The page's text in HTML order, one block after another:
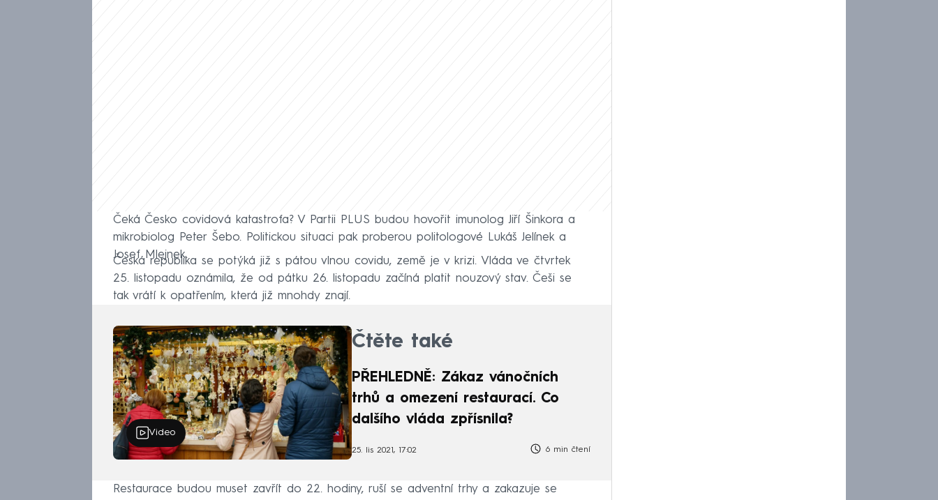
Čeká Česko covidová katastrofa? V Partii PLUS budou hovořit imunolog Jiří Šinkora a
mikrobiolog Peter Šebo. Politickou situaci pak proberou politologové Lukáš Jelínek a
Josef Mlejnek.
Česká republika se potýká již s pátou vlnou covidu, země je v krizi. Vláda ve čtvrtek
25. listopadu oznámila, že od pátku 26. listopadu začíná platit nouzový stav. Češi se
tak vrátí k opatřením, která již mnohdy znají.
Video
Čtěte také
PŘEHLEDNĚ: Zákaz vánočních
trhů a omezení restaurací. Co
dalšího vláda zpřísnila?
25. lis 2021, 17:02 6 min čtení
Restaurace budou muset zavřít do 22. hodiny, ruší se adventní trhy a zakazuje se